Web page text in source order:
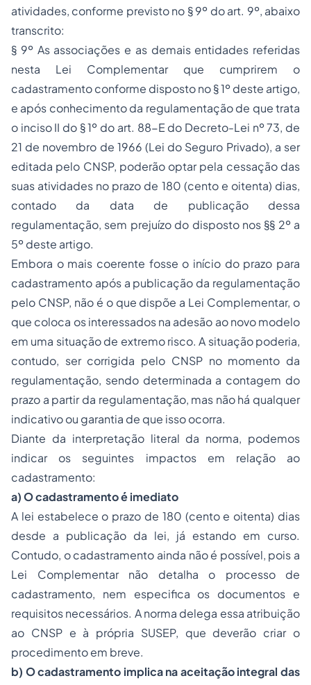
atividades, conforme previsto no § 9º do art. 9º, abaixo
transcrito:
§ 9º As associações e as demais entidades referidas
nesta Lei Complementar que cumprirem o
cadastramento conforme disposto no § 1º deste artigo,
e após conhecimento da regulamentação de que trata
o inciso II do § 1º do art. 88-E do Decreto-Lei nº 73, de
21 de novembro de 1966 (Lei do Seguro Privado), a ser
editada pelo CNSP, poderão optar pela cessação das
suas atividades no prazo de 180 (cento e oitenta) dias,
contado da data de publicação dessa
regulamentação, sem prejuízo do disposto nos §§ 2º a
5º deste artigo.
Embora o mais coerente fosse o início do prazo para
cadastramento após a publicação da regulamentação
pelo CNSP, não é o que dispõe a Lei Complementar, o
que coloca os interessados na adesão ao novo modelo
em uma situação de extremo risco. A situação poderia,
contudo, ser corrigida pelo CNSP no momento da
regulamentação, sendo determinada a contagem do
prazo a partir da regulamentação, mas não há qualquer
indicativo ou garantia de que isso ocorra.
Diante da interpretação literal da norma, podemos
indicar os seguintes impactos em relação ao
cadastramento:
a) O cadastramento é imediato
A lei estabelece o prazo de 180 (cento e oitenta) dias
desde a publicação da lei, já estando em curso.
Contudo, o cadastramento ainda não é possível, pois a
Lei Complementar não detalha o processo de
cadastramento, nem especifica os documentos e
requisitos necessários. A norma delega essa atribuição
ao CNSP e à própria SUSEP, que deverão criar o
procedimento em breve.
b) O cadastramento implica na aceitação integral das